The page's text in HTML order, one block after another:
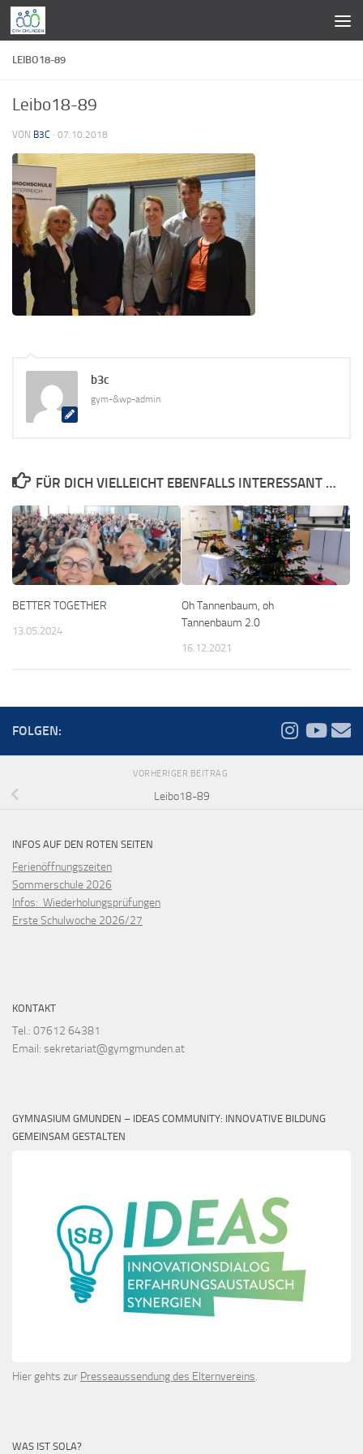
Zum Inhalt springen
LEIBO18-89
Leibo18-89
VON B3C · 07.10.2018
b3c
gym-&wp-admin
FÜR DICH VIELLEICHT EBENFALLS INTERESSANT …
BETTER TOGETHER
13.05.2024
Oh Tannenbaum, oh
Tannenbaum 2.0
16.12.2021
FOLGEN:
VORHERIGER BEITRAG
Leibo18-89
INFOS AUF DEN ROTEN SEITEN
Ferienöffnungszeiten
Sommerschule 2026
Infos: Wiederholungsprüfungen
Erste Schulwoche 2026/27
KONTAKT
Tel.: 07612 64381
Email: sekretariat@gymgmunden.at
GYMNASIUM GMUNDEN – IDEAS COMMUNITY: INNOVATIVE BILDUNG
GEMEINSAM GESTALTEN
Hier gehts zur Presseaussendung des Elternvereins.
WAS IST SOLA?